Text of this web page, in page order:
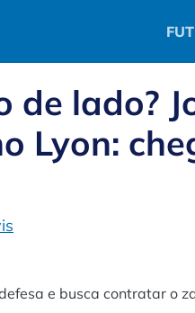
lado?
Lyon:
e busca contratar o